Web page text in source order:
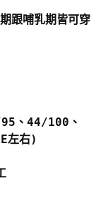
跟哺乳期皆可穿
、44/100、
左右)